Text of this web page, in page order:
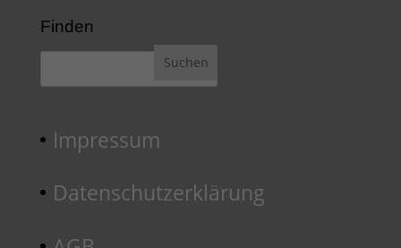
Finden
Impressum
Datenschutzerklärung